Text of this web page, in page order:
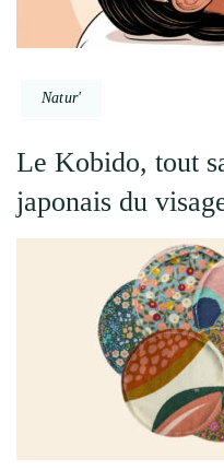
Natur'
Le Kobido, tout
japonais du